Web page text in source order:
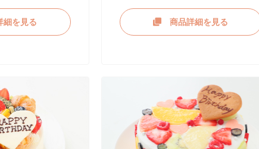
を見る 商品詳細を見る